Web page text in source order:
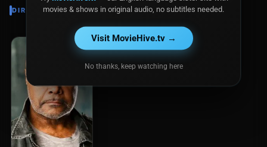
DIRECTORmovies & shows in original audio, no subtitles needed.
Visit MovieHive.tv →
No thanks, keep watching here